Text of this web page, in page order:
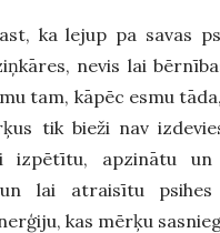
ka lejup pa savas
nevis lai
tam, kāpēc esmu
tik bieži nav
izpētītu, apzinātu un
lai atraisītu psihes
kas mērķu